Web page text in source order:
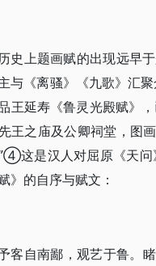
史上题画赋的出现远早
与《离骚》《九歌》汇
王延寿《鲁灵光殿赋》
王之庙及公卿祠堂，图
这是汉人对屈原《天问
》的自序与赋文：
客自南鄙，观艺于鲁。